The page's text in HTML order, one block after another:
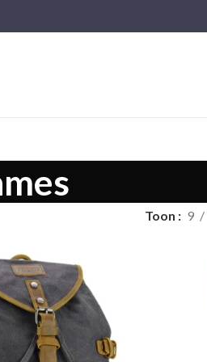
Toon 9